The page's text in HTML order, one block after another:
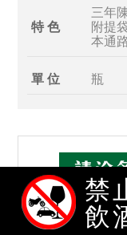
特 色
三年
附提
本通
單 位 瓶
禁
飲